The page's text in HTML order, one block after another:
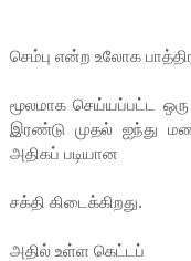
செம்பு என்ற உலோக
மூலமாக செய்யப்பட்ட
இரண்டு முதல் ஐந்து
அதிகப் படியான
சக்தி கிடைக்கிறது.
அதில் உள்ள கெட்டப்